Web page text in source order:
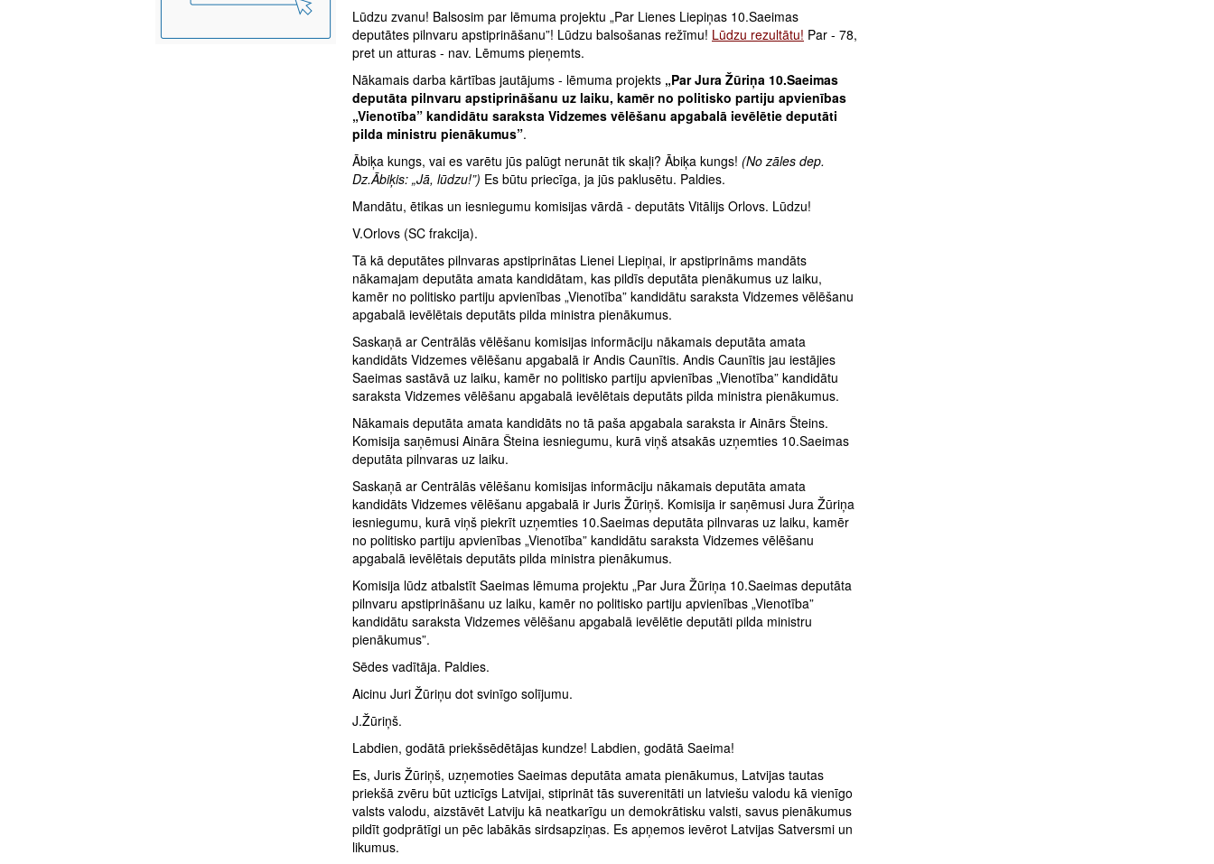
Lūdzu zvanu! Balsosim par lēmuma projektu „Par Lienes Liepiņas 10.Saeimas
deputātes pilnvaru apstiprināšanu”! Lūdzu balsošanas režīmu! Lūdzu rezultātu! Par - 78,
pret un atturas - nav. Lēmums pieņemts.
Nākamais darba kārtības jautājums - lēmuma projekts „Par Jura Žūriņa 10.Saeimas
deputāta pilnvaru apstiprināšanu uz laiku, kamēr no politisko partiju apvienības
„Vienotība” kandidātu saraksta Vidzemes vēlēšanu apgabalā ievēlētie deputāti
pilda ministru pienākumus”.
Ābiķa kungs, vai es varētu jūs palūgt nerunāt tik skaļi? Ābiķa kungs! (No zāles dep.
Dz.Ābiķis: „Jā, lūdzu!”) Es būtu priecīga, ja jūs paklusētu. Paldies.
Mandātu, ētikas un iesniegumu komisijas vārdā - deputāts Vitālijs Orlovs. Lūdzu!
V.Orlovs (SC frakcija).
Tā kā deputātes pilnvaras apstiprinātas Lienei Liepiņai, ir apstiprināms mandāts
nākamajam deputāta amata kandidātam, kas pildīs deputāta pienākumus uz laiku,
kamēr no politisko partiju apvienības „Vienotība” kandidātu saraksta Vidzemes vēlēšanu
apgabalā ievēlētais deputāts pilda ministra pienākumus.
Saskaņā ar Centrālās vēlēšanu komisijas informāciju nākamais deputāta amata
kandidāts Vidzemes vēlēšanu apgabalā ir Andis Caunītis. Andis Caunītis jau iestājies
Saeimas sastāvā uz laiku, kamēr no politisko partiju apvienības „Vienotība” kandidātu
saraksta Vidzemes vēlēšanu apgabalā ievēlētais deputāts pilda ministra pienākumus.
Nākamais deputāta amata kandidāts no tā paša apgabala saraksta ir Ainārs Šteins.
Komisija saņēmusi Aināra Šteina iesniegumu, kurā viņš atsakās uzņemties 10.Saeimas
deputāta pilnvaras uz laiku.
Saskaņā ar Centrālās vēlēšanu komisijas informāciju nākamais deputāta amata
kandidāts Vidzemes vēlēšanu apgabalā ir Juris Žūriņš. Komisija ir saņēmusi Jura Žūriņa
iesniegumu, kurā viņš piekrīt uzņemties 10.Saeimas deputāta pilnvaras uz laiku, kamēr
no politisko partiju apvienības „Vienotība” kandidātu saraksta Vidzemes vēlēšanu
apgabalā ievēlētais deputāts pilda ministra pienākumus.
Komisija lūdz atbalstīt Saeimas lēmuma projektu „Par Jura Žūriņa 10.Saeimas deputāta
pilnvaru apstiprināšanu uz laiku, kamēr no politisko partiju apvienības „Vienotība”
kandidātu saraksta Vidzemes vēlēšanu apgabalā ievēlētie deputāti pilda ministru
pienākumus”.
Sēdes vadītāja. Paldies.
Aicinu Juri Žūriņu dot svinīgo solījumu.
J.Žūriņš.
Labdien, godātā priekšsēdētājas kundze! Labdien, godātā Saeima!
Es, Juris Žūriņš, uzņemoties Saeimas deputāta amata pienākumus, Latvijas tautas
priekšā zvēru būt uzticīgs Latvijai, stiprināt tās suverenitāti un latviešu valodu kā vienīgo
valsts valodu, aizstāvēt Latviju kā neatkarīgu un demokrātisku valsti, savus pienākumus
pildīt godprātīgi un pēc labākās sirdsapziņas. Es apņemos ievērot Latvijas Satversmi un
likumus.